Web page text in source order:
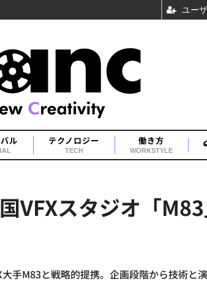
ル テクノロジー
TECH
働き方
WORKSTYLE
VFXスタジオ「
手M83と戦略的提携。企画段階から技術と
ユー